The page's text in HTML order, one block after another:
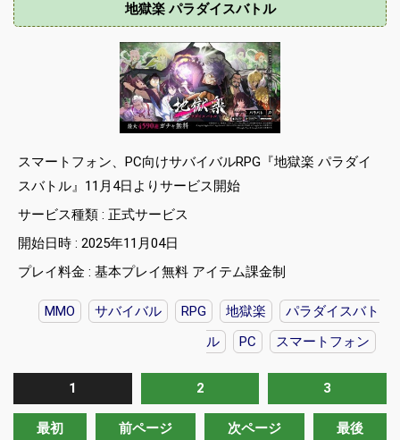
地獄楽 パラダイスバトル
スマートフォン、PC向けサバイバルRPG『地獄楽 パラダイ
スバトル』11月4日よりサービス開始
サービス種類 : 正式サービス
開始日時 : 2025年11月04日
プレイ料金 : 基本プレイ無料 アイテム課金制
MMO サバイバル RPG 地獄楽
パラダイスバト
ル
PC スマートフォン
1 2 3
最初 前ページ 次ページ 最後